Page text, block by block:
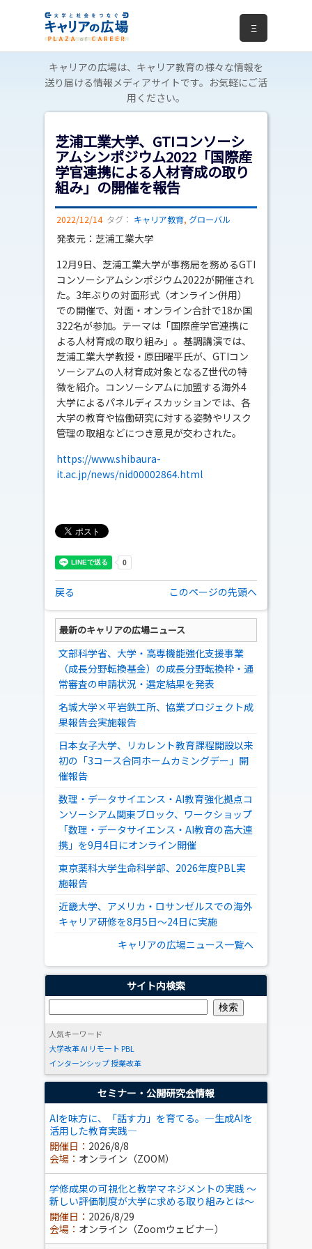
Ξ
キャリアの広場は、キャリア教育の様々な情報を
送り届ける情報メディアサイトです。お気軽にご活
用ください。
芝浦工業大学、GTIコンソーシ
アムシンポジウム2022「国際産
学官連携による人材育成の取り
組み」の開催を報告
2022/12/14 タグ： キャリア教育, グローバル
発表元：芝浦工業大学
12月9日、芝浦工業大学が事務局を務めるGTI
コンソーシアムシンポジウム2022が開催され
た。3年ぶりの対面形式（オンライン併用）
での開催で、対面・オンライン合計で18か国
322名が参加。テーマは「国際産学官連携に
よる人材育成の取り組み」。基調講演では、
芝浦工業大学教授・原田曜平氏が、GTIコン
ソーシアムの人材育成対象となるZ世代の特
徴を紹介。コンソーシアムに加盟する海外4
大学によるパネルディスカッションでは、各
大学の教育や協働研究に対する姿勢やリスク
管理の取組などにつき意見が交わされた。
https://www.shibaura-
it.ac.jp/news/nid00002864.html
戻る このページの先頭へ
最新のキャリアの広場ニュース
文部科学省、大学・高専機能強化支援事業
（成長分野転換基金）の成長分野転換枠・通
常審査の申請状況・選定結果を発表
名城大学×平岩鉄工所、協業プロジェクト成
果報告会実施報告
日本女子大学、リカレント教育課程開設以来
初の「3コース合同ホームカミングデー」開
催報告
数理・データサイエンス・AI教育強化拠点コ
ンソーシアム関東ブロック、ワークショップ
「数理・データサイエンス・AI教育の高大連
携」を9月4日にオンライン開催
東京薬科大学生命科学部、2026年度PBL実
施報告
近畿大学、アメリカ・ロサンゼルスでの海外
キャリア研修を8月5日～24日に実施
キャリアの広場ニュース一覧へ
サイト内検索
人気キーワード
大学改革AI リモート PBL
インターンシップ授業改革
セミナー・公開研究会情報
AIを味方に、「話す力」を育てる。―生成AIを
活用した教育実践―
開催日： 2026/8/8
会場： オンライン（ZOOM）
学修成果の可視化と教学マネジメントの実践 ～
新しい評価制度が大学に求める取り組みとは～
開催日： 2026/8/29
会場： オンライン（Zoomウェビナー）